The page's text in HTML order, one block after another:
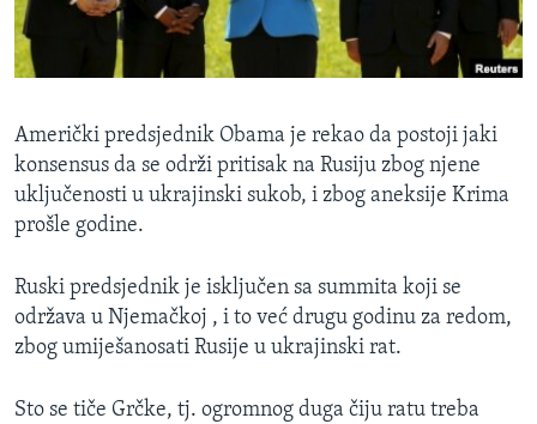
MAGAZIN
O GLASU AMERIKE
Learning English
PRATITE NAS
Jezici
Američki predsjednik Obama je rekao da postoji jaki
konsensus da se održi pritisak na Rusiju zbog njene
uključenosti u ukrajinski sukob, i zbog aneksije Krima
prošle godine.
Ruski predsjednik je isključen sa summita koji se
održava u Njemačkoj , i to već drugu godinu za redom,
zbog umiješanosati Rusije u ukrajinski rat.
Sto se tiče Grčke, tj. ogromnog duga čiju ratu treba